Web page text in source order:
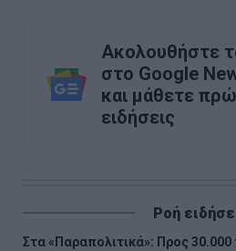
Ακολουθήστε
στο Google
και μάθετε
ειδήσεις
Ροή
Στα «Παραπολιτικά»: Προς